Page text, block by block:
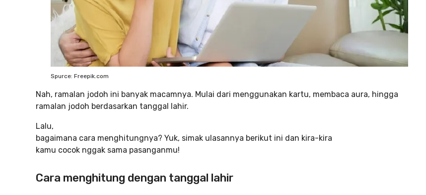
Spurce: Freepik.com
Nah, ramalan jodoh ini banyak macamnya. Mulai dari menggunakan kartu, membaca aura, hingga
ramalan jodoh berdasarkan tanggal lahir.
Lalu,
bagaimana cara menghitungnya? Yuk, simak ulasannya berikut ini dan kira-kira
kamu cocok nggak sama pasanganmu!
Cara menghitung dengan tanggal lahir